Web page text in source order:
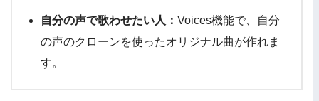
自分の声で歌わせたい人： Voices機能で、自分
の声のクローンを使ったオリジナル曲が作れま
す。